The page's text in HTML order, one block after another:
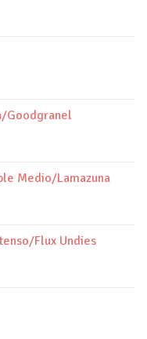
Goodgranel
Medio/Lamazuna
Flux Undies